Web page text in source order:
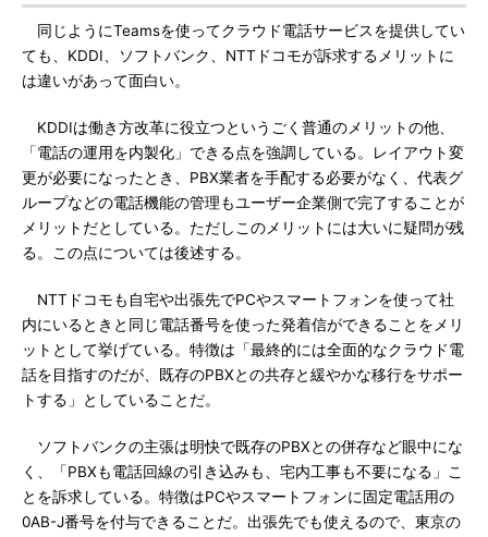
同じようにTeamsを使ってクラウド電話サービスを提供してい
ても、KDDI、ソフトバンク、NTTドコモが訴求するメリットに
は違いがあって面白い。
KDDIは働き方改革に役立つというごく普通のメリットの他、
「電話の運用を内製化」できる点を強調している。レイアウト変
更が必要になったとき、PBX業者を手配する必要がなく、代表グ
ループなどの電話機能の管理もユーザー企業側で完了することが
メリットだとしている。ただしこのメリットには大いに疑問が残
る。この点については後述する。
NTTドコモも自宅や出張先でPCやスマートフォンを使って社
内にいるときと同じ電話番号を使った発着信ができることをメリ
ットとして挙げている。特徴は「最終的には全面的なクラウド電
話を目指すのだが、既存のPBXとの共存と緩やかな移行をサポー
トする」としていることだ。
ソフトバンクの主張は明快で既存のPBXとの併存など眼中にな
く、「PBXも電話回線の引き込みも、宅内工事も不要になる」こ
とを訴求している。特徴はPCやスマートフォンに固定電話用の
0AB-J番号を付与できることだ。出張先でも使えるので、東京の